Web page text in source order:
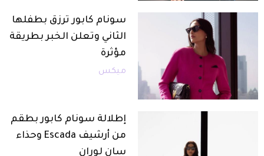
سونام كابور ترزق بطفلها
الثاني وتعلن الخبر بطريقة
مؤثرة
ميكس
إطلالة سونام كابور بطقم
من أرشيف Escada وحذاء
سان لوران